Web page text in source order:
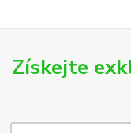
Získejte